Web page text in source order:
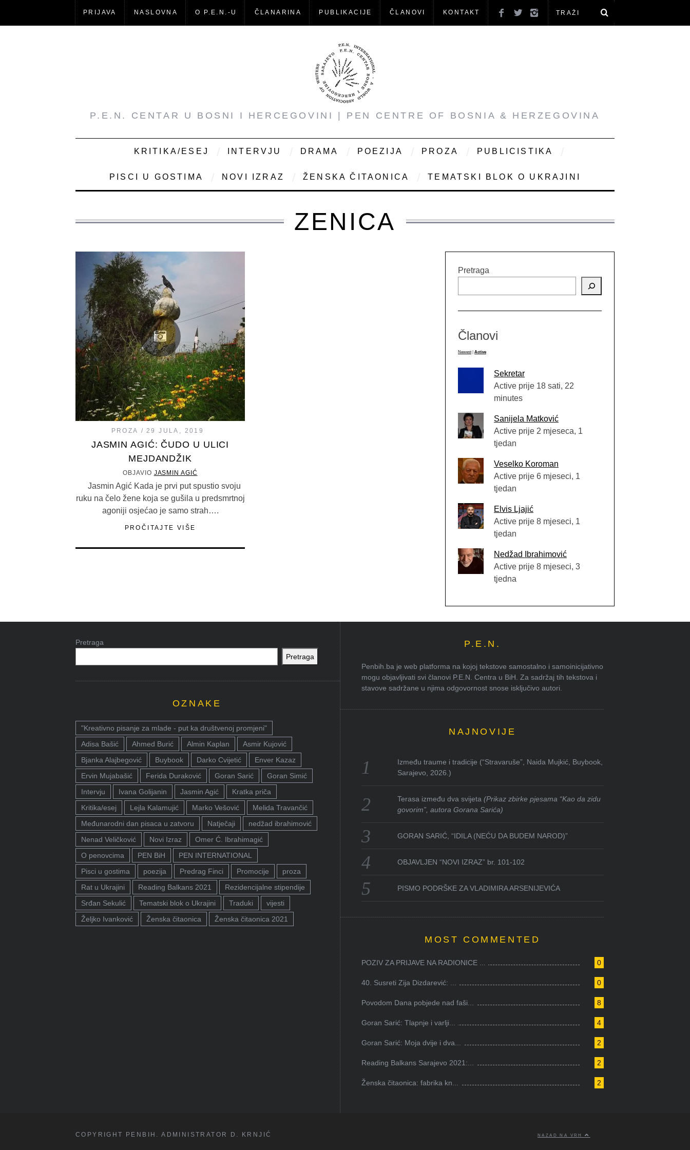
PRIJAVA NASLOVNA O P.E.N.-U ČLANARINA PUBLIKACIJE ČLANOVI KONTAKT
P.E.N. CENTAR U BOSNI I HERCEGOVINI | PEN CENTRE OF BOSNIA & HERZEGOVINA
KRITIKA/ESEJ INTERVJU DRAMA POEZIJA PROZA PUBLICISTIKA
PISCI U GOSTIMA NOVI IZRAZ ŽENSKA ČITAONICA TEMATSKI BLOK O UKRAJINI
ZENICA
PROZA 29 JULA, 2019
JASMIN AGIĆ: ČUDO U ULICI
MEJDANDŽIK
OBJAVIO JASMIN AGIĆ
Jasmin Agić Kada je prvi put spustio svoju
ruku na čelo žene koja se gušila u predsmrtnoj
agoniji osjećao je samo strah….
PROČITAJTE VIŠE
Pretraga
Članovi
Newest Active
Sekretar
Active prije 18 sati, 22
minutes
Sanijela Matković
Active prije 2 mjeseca, 1
tjedan
Veselko Koroman
Active prije 6 mjeseci, 1
tjedan
Elvis Ljajić
Active prije 8 mjeseci, 1
tjedan
Nedžad Ibrahimović
Active prije 8 mjeseci, 3
tjedna
Pretraga
Pretraga
OZNAKE
"Kreativno pisanje za mlade - put ka društvenoj promjeni"
Adisa Bašić
Ahmed Burić Almin Kaplan
Asmir Kujović
Bjanka Alajbegović
Buybook Darko Cvijetić
Enver Kazaz
Ervin Mujabašić
Ferida Duraković Goran Sarić
Goran Simić
Intervju
Ivana Golijanin Jasmin Agić
Kratka priča
Kritika/esej
Lejla Kalamujić Marko Vešović
Melida Travančić
Međunarodni dan pisaca u zatvoru
Natječaji
nedžad ibrahimović
Nenad Veličković
Novi Izraz
Omer Ć. Ibrahimagić
O penovcima
PEN BiH
PEN INTERNATIONAL
Pisci u gostima
poezija Predrag Finci Promocije
proza
Rat u Ukrajini
Reading Balkans 2021
Rezidencijalne stipendije
Srđan Sekulić
Tematski blok o Ukrajini Traduki
vijesti
Željko Ivanković
Ženska čitaonica Ženska čitaonica 2021
P.E.N.
Penbih.ba je web platforma na kojoj tekstove samostalno i samoinicijativno
mogu objavljivati svi članovi P.E.N. Centra u BiH. Za sadržaj tih tekstova i
stavove sadržane u njima odgovornost snose isključivo autori.
NAJNOVIJE
Između traume i tradicije (“Stravaruše”, Naida Mujkić, Buybook,
Sarajevo, 2026.)
Terasa između dva svijeta(Prikaz zbirke pjesama “Kao da zidu
govorim”, autora Gorana Sarića)
GORAN SARIĆ, “IDILA (NEĆU DA BUDEM NAROD)”
OBJAVLJEN “NOVI IZRAZ” br. 101-102
PISMO PODRŠKE ZA VLADIMIRA ARSENIJEVIĆA
MOST COMMENTED
0
POZIV ZA PRIJAVE NA RADIONICE ...
0
40. Susreti Zija Dizdarević: ...
8
Povodom Dana pobjede nad faši...
4
Goran Sarić: Tlapnje i varlji...
2
Goran Sarić: Moja dvije i dva...
2
Reading Balkans Sarajevo 2021:...
2
Ženska čitaonica: fabrika kn...
COPYRIGHT PENBIH. ADMINISTRATOR D. KRNJIĆ NAZAD NA VRH